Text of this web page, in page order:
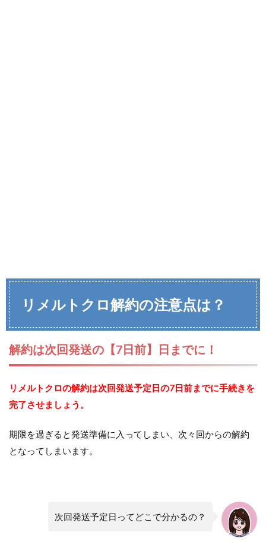
リメルトクロ解約の注意点は？
解約は次回発送の【7日前】日までに！
リメルトクロの解約は次回発送予定日の7日前までに手続きを
完了させましょう。
期限を過ぎると発送準備に入ってしまい、次々回からの解約
となってしまいます。
次回発送予定日ってどこで分かるの？